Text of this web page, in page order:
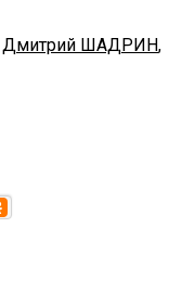
Дмитрий ШАДРИН,